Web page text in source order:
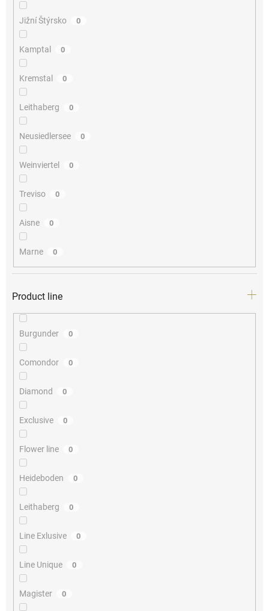
Jižní Štýrsko 0
Kamptal 0
Kremstal 0
Leithaberg 0
Neusiedlersee 0
Weinviertel 0
Treviso 0
Aisne 0
Marne 0
Product line
Burgunder 0
Comondor 0
Diamond 0
Exclusive 0
Flower line 0
Heideboden 0
Leithaberg 0
Line Exlusive 0
Line Unique 0
Magister 0